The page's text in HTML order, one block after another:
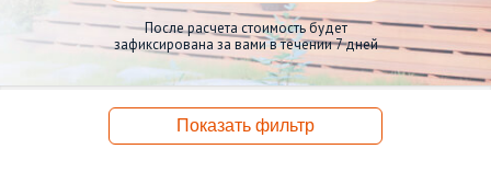
После расчета стоимость будет
зафиксирована за вами в течении 7 дней
Показать фильтр